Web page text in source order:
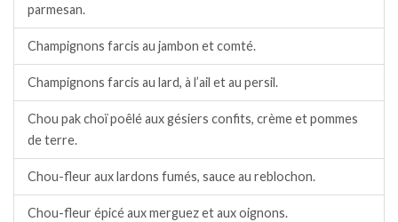
parmesan.
Champignons farcis au jambon et comté.
Champignons farcis au lard, à l’ail et au persil.
Chou pak choï poêlé aux gésiers confits, crème et pommes
de terre.
Chou-fleur aux lardons fumés, sauce au reblochon.
Chou-fleur épicé aux merguez et aux oignons.